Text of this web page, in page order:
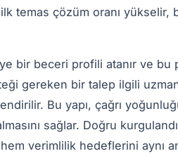
temas çözüm oranı yükselir,
bir beceri profili atanır ve bu
gereken bir talep ilgili
Bu yapı, çağrı
sağlar. Doğru
verimlilik hedeflerini aynı